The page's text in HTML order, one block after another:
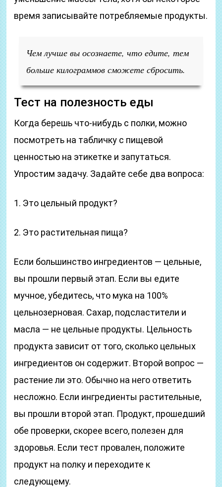
время записывайте потребляемые продукты.
Чем лучше вы осознаете, что едите, тем
больше килограммов сможете сбросить.
Тест на полезность еды
Когда берешь что-нибудь с полки, можно
посмотреть на табличку с пищевой
ценностью на этикетке и запутаться.
Упростим задачу. Задайте себе два вопроса:
1. Это цельный продукт?
2. Это растительная пища?
Если большинство ингредиентов — цельные,
вы прошли первый этап. Если вы едите
мучное, убедитесь, что мука на 100%
цельнозерновая. Сахар, подсластители и
масла — не цельные продукты. Цельность
продукта зависит от того, сколько цельных
ингредиентов он содержит. Второй вопрос —
растение ли это. Обычно на него ответить
несложно. Если ингредиенты растительные,
вы прошли второй этап. Продукт, прошедший
обе проверки, скорее всего, полезен для
здоровья. Если тест провален, положите
продукт на полку и переходите к
следующему.